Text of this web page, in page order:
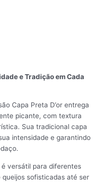
e Tradição em Cada
Capa Preta D’or entrega
picante, com textura
Sua tradicional capa
intensidade e garantindo
é versátil para diferentes
sofisticadas até ser